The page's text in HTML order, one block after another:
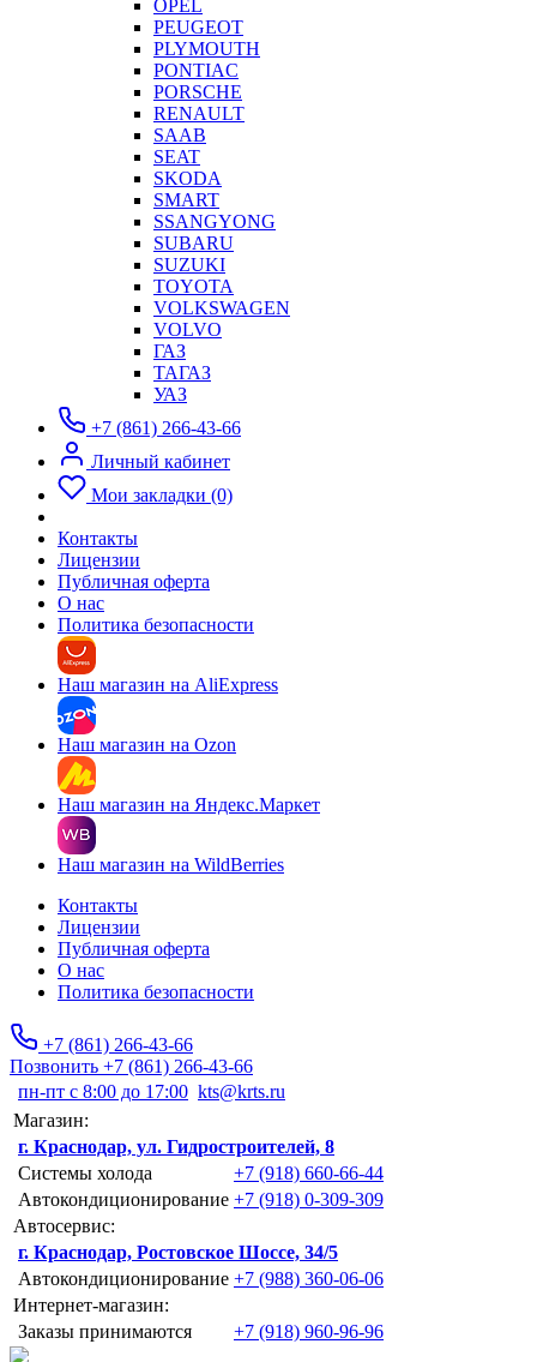
OPEL
PEUGEOT
PLYMOUTH
PONTIAC
PORSCHE
RENAULT
SAAB
SEAT
SKODA
SMART
SSANGYONG
SUBARU
SUZUKI
TOYOTA
VOLKSWAGEN
VOLVO
ГАЗ
ТАГАЗ
УАЗ
+7 (861) 266-43-66
Личный кабинет
Мои закладки (0)
Контакты
Лицензии
Публичная оферта
О нас
Политика безопасности
Наш магазин на AliExpress
Наш магазин на Ozon
Наш магазин на Яндекс.Маркет
Наш магазин на WildBerries
Контакты
Лицензии
Публичная оферта
О нас
Политика безопасности
+7 (861) 266-43-66
Позвонить +7 (861) 266-43-66
пн-пт с 8:00 до 17:00 kts@krts.ru
Магазин:
г. Краснодар, ул. Гидростроителей, 8
Системы холода
+7 (918) 660-66-44
Автокондиционирование +7 (918) 0-309-309
Автосервис:
г. Краснодар, Ростовское Шоссе, 34/5
Автокондиционирование +7 (988) 360-06-06
Интернет-магазин:
Заказы принимаются
+7 (918) 960-96-96